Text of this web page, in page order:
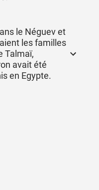
le Néguev et
les familles
Talmaï,
avait été
en Egypte.